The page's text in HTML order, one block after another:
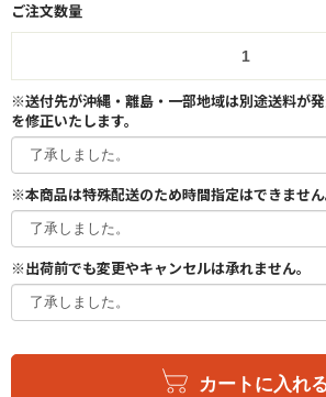
ご注文数量
※送付先が沖縄・離島・一部地域は別途送料が
を修正いたします。
※本商品は特殊配送のため時間指定はできません
※出荷前でも変更やキャンセルは承れません。
カートに入れ